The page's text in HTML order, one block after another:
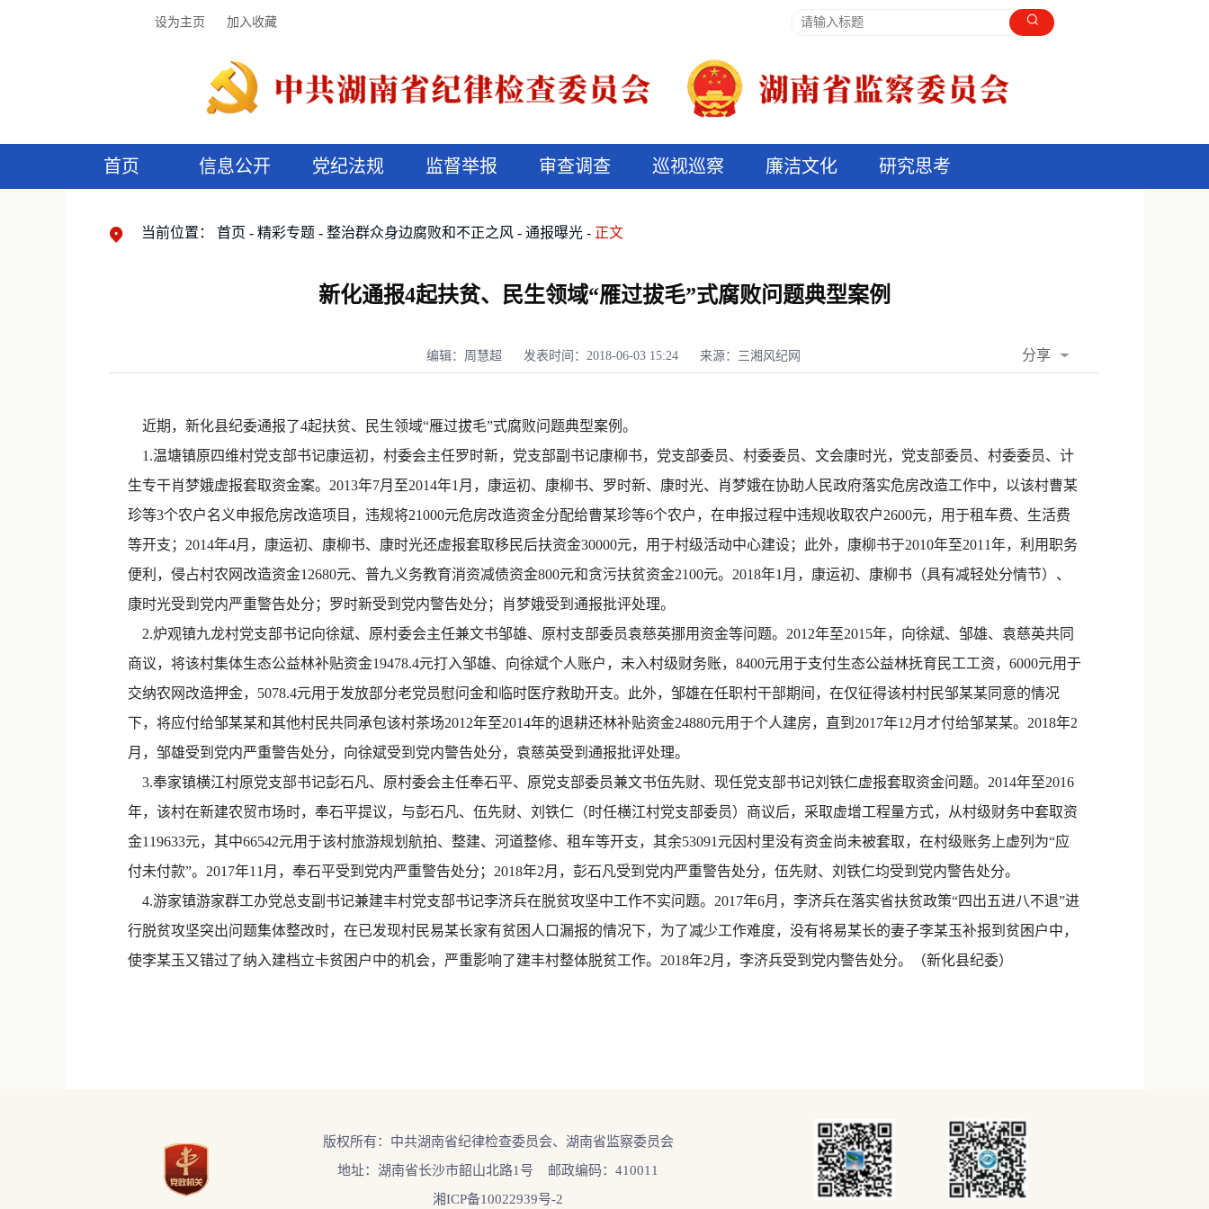
设为主页 加入收藏
首页 信息公开 党纪法规 监督举报 审查调查 巡视巡察 廉洁文化 研究思考
当前位置： 首页 精彩专题 整治群众身边腐败和不正之风 通报曝光 正文
新化通报4起扶贫、民生领域“雁过拔毛”式腐败问题典型案例
编辑：周慧超 发表时间：2018-06-03 15:24 来源：三湘风纪网 分享
QQ
微信
近期，新化县纪委通报了4起扶贫、民生领域“雁过拔毛”式腐败问题典型案例。
1.温塘镇原四维村党支部书记康运初，村委会主任罗时新，党支部副书记康柳书，党支部委员、村委委员、文会康时光，党支部委员、村委委员、计
生专干肖梦娥虚报套取资金案。2013年7月至2014年1月，康运初、康柳书、罗时新、康时光、肖梦娥在协助人民政府落实危房改造工作中，以该村曹某
珍等3个农户名义申报危房改造项目，违规将21000元危房改造资金分配给曹某珍等6个农户，在申报过程中违规收取农户2600元，用于租车费、生活费
等开支；2014年4月，康运初、康柳书、康时光还虚报套取移民后扶资金30000元，用于村级活动中心建设；此外，康柳书于2010年至2011年，利用职务
便利，侵占村农网改造资金12680元、普九义务教育消资减债资金800元和贪污扶贫资金2100元。2018年1月，康运初、康柳书（具有减轻处分情节）、
康时光受到党内严重警告处分；罗时新受到党内警告处分；肖梦娥受到通报批评处理。
2.炉观镇九龙村党支部书记向徐斌、原村委会主任兼文书邹雄、原村支部委员袁慈英挪用资金等问题。2012年至2015年，向徐斌、邹雄、袁慈英共同
商议，将该村集体生态公益林补贴资金19478.4元打入邹雄、向徐斌个人账户，未入村级财务账，8400元用于支付生态公益林抚育民工工资，6000元用于
交纳农网改造押金，5078.4元用于发放部分老党员慰问金和临时医疗救助开支。此外，邹雄在任职村干部期间，在仅征得该村村民邹某某同意的情况
下，将应付给邹某某和其他村民共同承包该村茶场2012年至2014年的退耕还林补贴资金24880元用于个人建房，直到2017年12月才付给邹某某。2018年2
月，邹雄受到党内严重警告处分，向徐斌受到党内警告处分，袁慈英受到通报批评处理。
3.奉家镇横江村原党支部书记彭石凡、原村委会主任奉石平、原党支部委员兼文书伍先财、现任党支部书记刘铁仁虚报套取资金问题。2014年至2016
年，该村在新建农贸市场时，奉石平提议，与彭石凡、伍先财、刘铁仁（时任横江村党支部委员）商议后，采取虚增工程量方式，从村级财务中套取资
金119633元，其中66542元用于该村旅游规划航拍、整建、河道整修、租车等开支，其余53091元因村里没有资金尚未被套取，在村级账务上虚列为“应
付未付款”。2017年11月，奉石平受到党内严重警告处分；2018年2月，彭石凡受到党内严重警告处分，伍先财、刘铁仁均受到党内警告处分。
4.游家镇游家群工办党总支副书记兼建丰村党支部书记李济兵在脱贫攻坚中工作不实问题。2017年6月，李济兵在落实省扶贫政策“四出五进八不退”进
行脱贫攻坚突出问题集体整改时，在已发现村民易某长家有贫困人口漏报的情况下，为了减少工作难度，没有将易某长的妻子李某玉补报到贫困户中，
使李某玉又错过了纳入建档立卡贫困户中的机会，严重影响了建丰村整体脱贫工作。2018年2月，李济兵受到党内警告处分。（新化县纪委）
版权所有：中共湖南省纪律检查委员会、湖南省监察委员会
地址：湖南省长沙市韶山北路1号 邮政编码：410011
湘ICP备10022939号-2